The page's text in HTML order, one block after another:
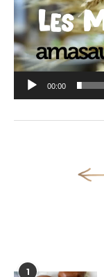
00:00
1